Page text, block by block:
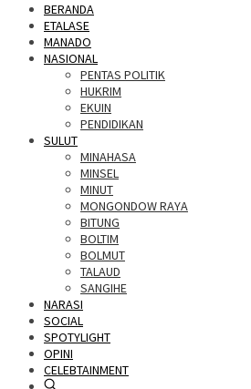
BERANDA
ETALASE
MANADO
NASIONAL
PENTAS POLITIK
HUKRIM
EKUIN
PENDIDIKAN
SULUT
MINAHASA
MINSEL
MINUT
MONGONDOW RAYA
BITUNG
BOLTIM
BOLMUT
TALAUD
SANGIHE
NARASI
SOCIAL
SPOTYLIGHT
OPINI
CELEBTAINMENT